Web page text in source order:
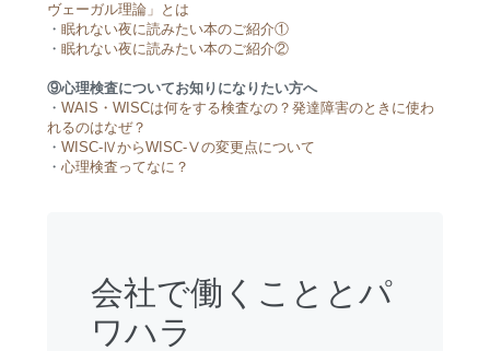
ヴェーガル理論」とは
・ 眠れない夜に読みたい本のご紹介①
・ 眠れない夜に読みたい本のご紹介②
⑨心理検査についてお知りになりたい方へ
・ WAIS・WISCは何をする検査なの？発達障害のときに使わ
れるのはなぜ？
・ WISC-ⅣからWISC-Ⅴの変更点について
・ 心理検査ってなに？
会社で働くこととパ
ワハラ